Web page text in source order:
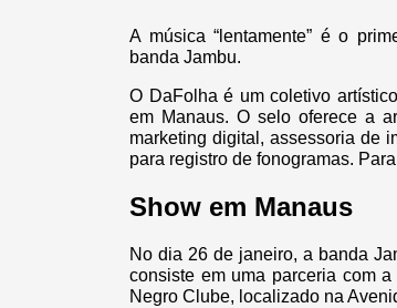
A música “lentamente” é o
banda Jambu.
O DaFolha é um coletivo
em Manaus. O selo oferece a
marketing digital, assessoria de
para registro de fonogramas.
Show em Manaus
No dia 26 de janeiro, a banda
consiste em uma parceria com
Negro Clube, localizado na